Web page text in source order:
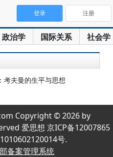
政治学 国际关系 社会学
登录 注册
考夫曼的生平与思想
Copyright © 2026 by
爱思想 京ICP备12007865
号.
备案管理系统